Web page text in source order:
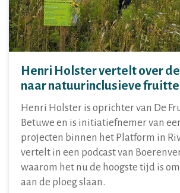
Henri Holster vertelt over
naar natuurinclusieve
Henri Holster is oprichter van De
Betuwe en is initiatiefnemer van
projecten binnen het Platform in
vertelt in een podcast van
waarom het nu de hoogste tijd is
aan de ploeg slaan.